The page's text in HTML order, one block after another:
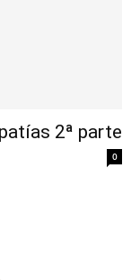
2ª parte
0